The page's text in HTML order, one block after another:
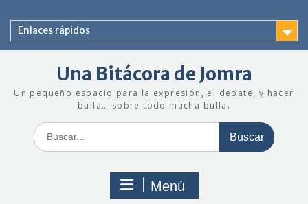
contenido
Enlaces rápidos
Una Bitácora de Jomra
Un pequeño espacio para la expresión, el debate, y hacer
bulla… sobre todo mucha bulla.
Buscar:
Menú